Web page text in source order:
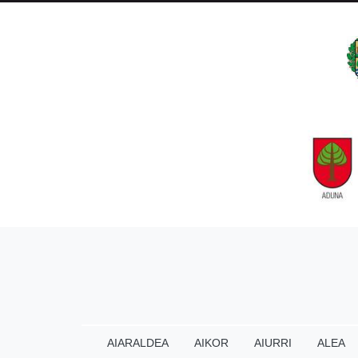
AIARALDEA AIKOR AIURRI ALEA